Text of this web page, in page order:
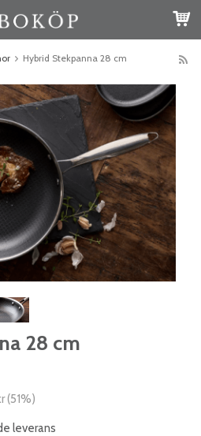
Hybrid Stekpanna 28 cm
28 cm
(51%)
leverans